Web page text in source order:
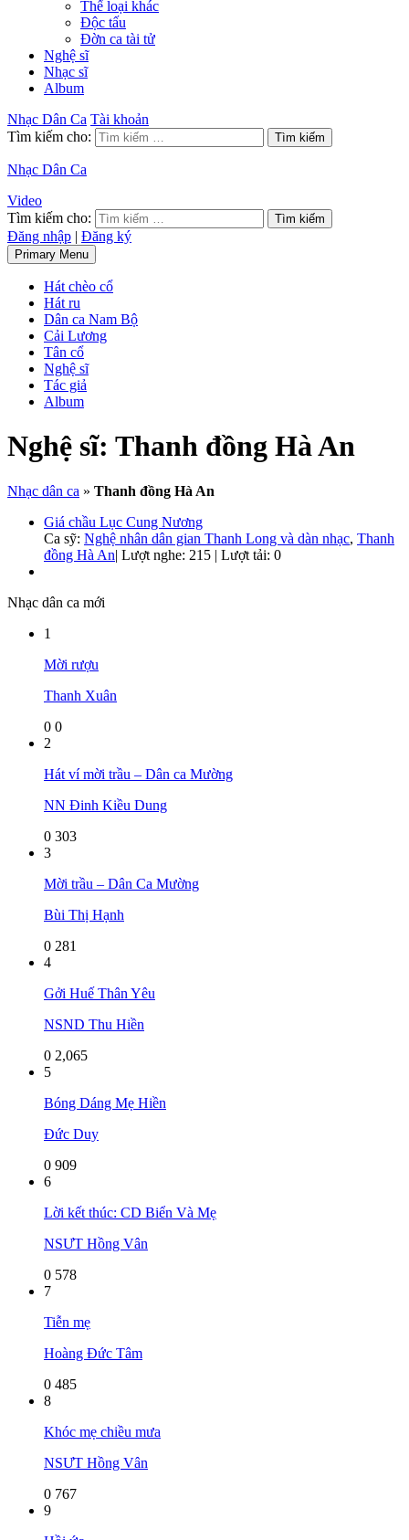
Thể loại khác
Độc tấu
Đờn ca tài tử
Nghệ sĩ
Nhạc sĩ
Album
Nhạc Dân Ca Tài khoản
Tìm kiếm cho:
Nhạc Dân Ca
Video
Tìm kiếm cho:
Đăng nhập | Đăng ký
Primary Menu
Hát chèo cổ
Hát ru
Dân ca Nam Bộ
Cải Lương
Tân cổ
Nghệ sĩ
Tác giả
Album
Nghệ sĩ: Thanh đồng Hà An
Nhạc dân ca » Thanh đồng Hà An
Giá chầu Lục Cung Nương
Ca sỹ: Nghệ nhân dân gian Thanh Long và dàn nhạc, Thanh
đồng Hà An| Lượt nghe: 215 | Lượt tải: 0
Nhạc dân ca mới
1
Mời rượu
Thanh Xuân
0 0
2
Hát ví mời trầu – Dân ca Mường
NN Đinh Kiều Dung
0 303
3
Mời trầu – Dân Ca Mường
Bùi Thị Hạnh
0 281
4
Gởi Huế Thân Yêu
NSND Thu Hiền
0 2,065
5
Bóng Dáng Mẹ Hiền
Đức Duy
0 909
6
Lời kết thúc: CD Biển Và Mẹ
NSƯT Hồng Vân
0 578
7
Tiễn mẹ
Hoàng Đức Tâm
0 485
8
Khóc mẹ chiều mưa
NSƯT Hồng Vân
0 767
9